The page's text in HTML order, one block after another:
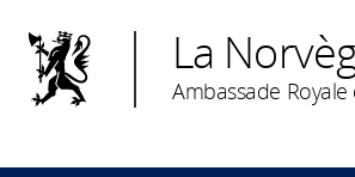
La
Ambassade